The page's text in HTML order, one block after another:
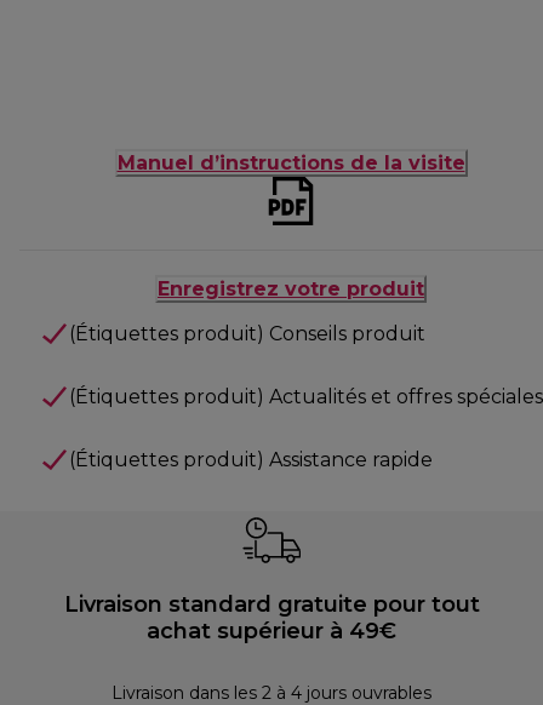
Manuel d’instructions de la visite
Enregistrez votre produit
(Étiquettes produit) Conseils produit
(Étiquettes produit) Actualités et offres spéciales
(Étiquettes produit) Assistance rapide
Livraison standard gratuite pour tout
achat supérieur à 49€
Livraison dans les 2 à 4 jours ouvrables